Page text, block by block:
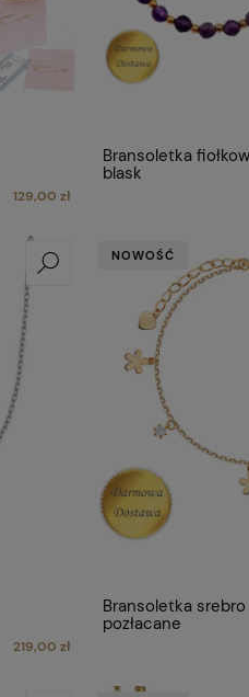
129,00 zł
Bransoletka
blask
219,00 zł
Bransoletka srebro
pozłacane
NOWOŚĆ